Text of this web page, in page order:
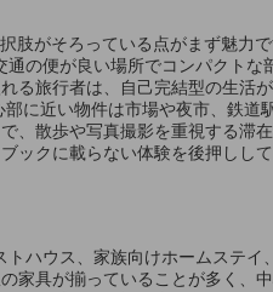
がそろっている点がまず魅力
の便が良い場所でコンパクト
旅行者は、自己完結型の生活
に近い物件は市場や夜市、鉄道
散歩や写真撮影を重視する滞
ックに載らない体験を後押しし
ハウス、家族向けホームステ
具が揃っていることが多く、